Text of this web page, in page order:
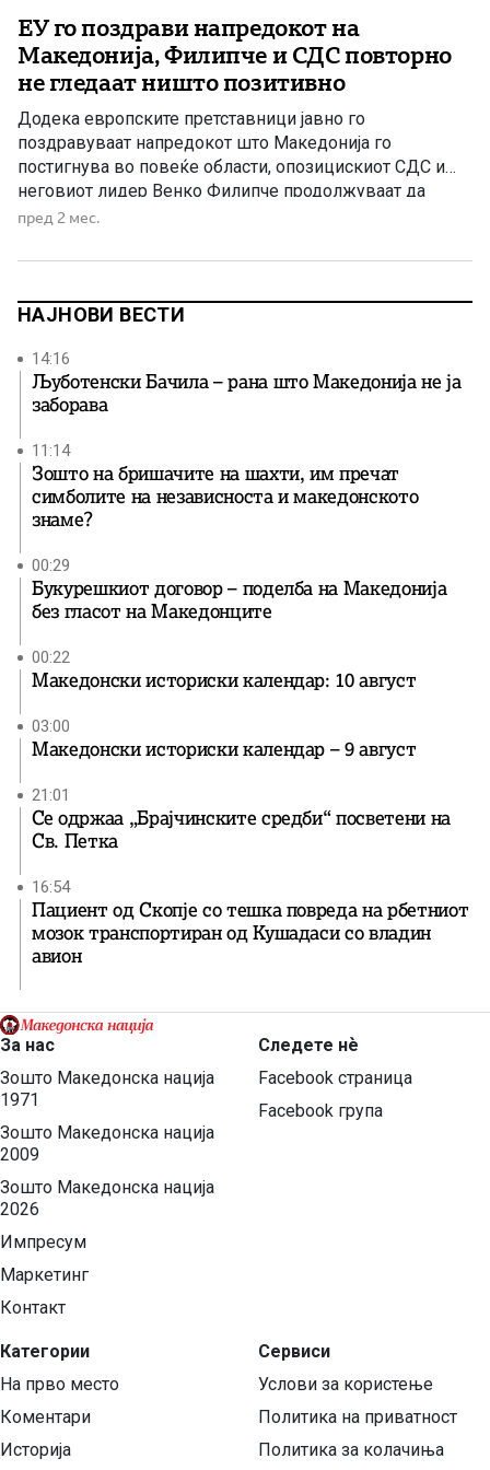
ЕУ го поздрави напредокот на
Македонија, Филипче и СДС повторно
не гледаат ништо позитивно
Додека европските претставници јавно го
поздравуваат напредокот што Македонија го
постигнува во повеќе области, опозицискиот СДС и
неговиот лидер Венко Филипче продолжуваат да
тврдат дека во државата нема никакви позитивни
тврдења се далеку од реалноста дојде од
на Регионалниот форум за клима, […]
пред 2 мес.
НАЈНОВИ ВЕСТИ
14:16
Љуботенски Бачила – рана што Македонија не ја
заборава
11:14
Зошто на бришачите на шахти, им пречат
симболите на независноста и македонското
знаме?
00:29
Букурешкиот договор – поделба на Македонија
без гласот на Македонците
00:22
Македонски историски календар: 10 август
03:00
Македонски историски календар – 9 август
21:01
Се одржаа „Брајчинските средби“ посветени на
Св. Петка
16:54
Пациент од Скопје со тешка повреда на рбетниот
мозок транспортиран од Кушадаси со владин
авион
За нас
Зошто Македонска нација
1971
Зошто Македонска нација
2009
Зошто Македонска нација
2026
Импресум
Маркетинг
Контакт
Категории
На прво место
Коментари
Историја
Следете нѐ
Facebook страница
Facebook група
Сервиси
Услови за користење
Политика на приватност
Политика за колачиња